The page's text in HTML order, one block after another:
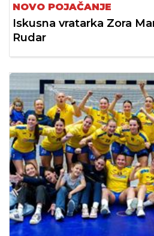
NOVO POJAČANJE
Iskusna vratarka Zora
Rudar